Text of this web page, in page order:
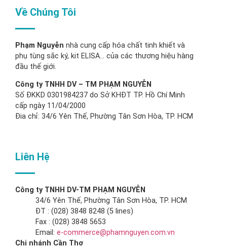
Về Chúng Tôi
Phạm Nguyễn nhà cung cấp hóa chất tinh khiết và
phụ tùng sắc ký, kit ELISA… của các thương hiệu hàng
đầu thế giới.
Công ty TNHH DV – TM PHẠM NGUYỄN
Số ĐKKD 0301984237 do Sở KHĐT TP. Hồ Chí Minh
cấp ngày 11/04/2000
Đia chỉ: 34/6 Yên Thế, Phường Tân Sơn Hòa, TP. HCM
Liên Hệ
Công ty TNHH DV-TM PHẠM NGUYỄN
34/6 Yên Thế, Phường Tân Sơn Hòa, TP. HCM
ĐT : (028) 3848 8248 (5 lines)
Fax : (028) 3848 5653
Email: e-commerce@phamnguyen.com.vn
Chi nhánh Cần Thơ